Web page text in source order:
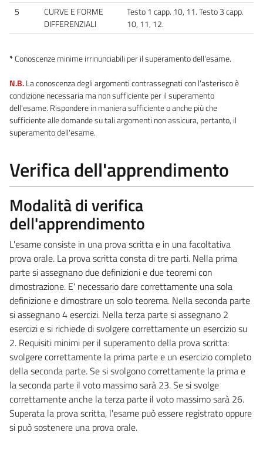
5
CURVE E FORME
DIFFERENZIALI
Testo 1 capp. 10, 11. Testo 3 capp.
10, 11, 12.
*Conoscenze minime irrinunciabili per il superamento dell'esame.
N.B.La conoscenza degli argomenti contrassegnati con l'asterisco è
condizione necessaria ma non sufficiente per il superamento
dell'esame. Rispondere in maniera sufficiente o anche più che
sufficiente alle domande su tali argomenti non assicura, pertanto, il
superamento dell'esame.
Verifica dell'apprendimento
Modalità di verifica
dell'apprendimento
L'esame consiste in una prova scritta e in una facoltativa
prova orale. La prova scritta consta di tre parti. Nella prima
parte si assegnano due definizioni e due teoremi con
dimostrazione. E' necessario dare correttamente una sola
definizione e dimostrare un solo teorema. Nella seconda parte
si assegnano 4 esercizi. Nella terza parte si assegnano 2
esercizi e si richiede di svolgere correttamente un esercizio su
2. Requisiti minimi per il superamento della prova scritta:
svolgere correttamente la prima parte e un esercizio completo
della seconda parte. Se si svolgono correttamente la prima e
la seconda parte il voto massimo sarà 23. Se si svolge
correttamente anche la terza parte il voto massimo sarà 26.
Superata la prova scritta, l'esame può essere registrato oppure
si può sostenere una prova orale.